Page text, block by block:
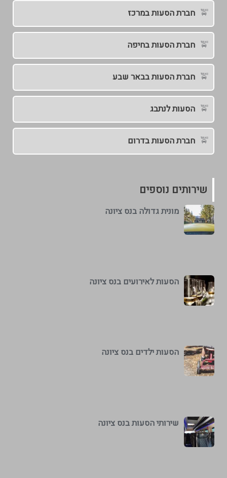
חברת הסעות במרכז
חברת הסעות בחיפה
חברת הסעות בבאר שבע
הסעות לנתבג
חברת הסעות בדרום
שירותים נוספים
מונית גדולה בנס ציונה
הסעות לאירועים בנס ציונה
הסעות ילדים בנס ציונה
שירותי הסעות בנס ציונה